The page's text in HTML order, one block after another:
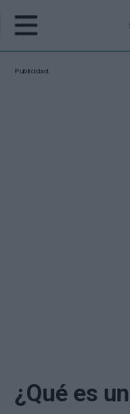
Publicidad:
¿Qué es